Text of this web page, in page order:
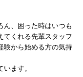
ん、困った時はいつも
てくれる先輩スタッフ
験から始める方の気持
ます。